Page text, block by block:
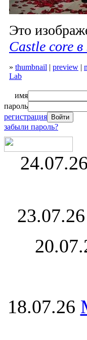
Это
Castle core
» thumbnail | preview |
Lab
имя
пароль
регистрация
забыли пароль?
24.07.26
23.07.26
18.07.26